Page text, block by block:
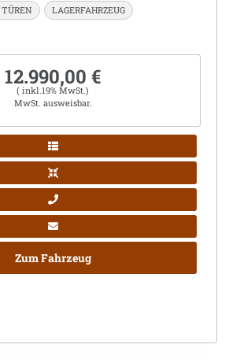
LAGERFAHRZEUG
12.990,00 €
( inkl.19% MwSt.)
MwSt. ausweisbar.
Zum Fahrzeug